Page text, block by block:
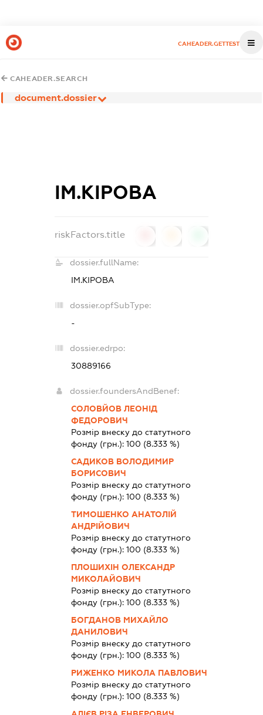
CAHEADER.GETTEST
CAHEADER.SEARCH
document.dossier
ІМ.КІРОВА
riskFactors.title
dossier.fullName:
ІМ.КІРОВА
dossier.opfSubType:
-
dossier.edrpo:
30889166
dossier.foundersAndBenef:
СОЛОВЙОВ ЛЕОНІД
ФЕДОРОВИЧ
Розмір внеску до статутного
фонду (грн.): 100 (8.333 %)
САДИКОВ ВОЛОДИМИР
БОРИСОВИЧ
Розмір внеску до статутного
фонду (грн.): 100 (8.333 %)
ТИМОШЕНКО АНАТОЛІЙ
АНДРІЙОВИЧ
Розмір внеску до статутного
фонду (грн.): 100 (8.333 %)
ПЛОШИХІН ОЛЕКСАНДР
МИКОЛАЙОВИЧ
Розмір внеску до статутного
фонду (грн.): 100 (8.333 %)
БОГДАНОВ МИХАЙЛО
ДАНИЛОВИЧ
Розмір внеску до статутного
фонду (грн.): 100 (8.333 %)
РИЖЕНКО МИКОЛА ПАВЛОВИЧ
Розмір внеску до статутного
фонду (грн.): 100 (8.333 %)